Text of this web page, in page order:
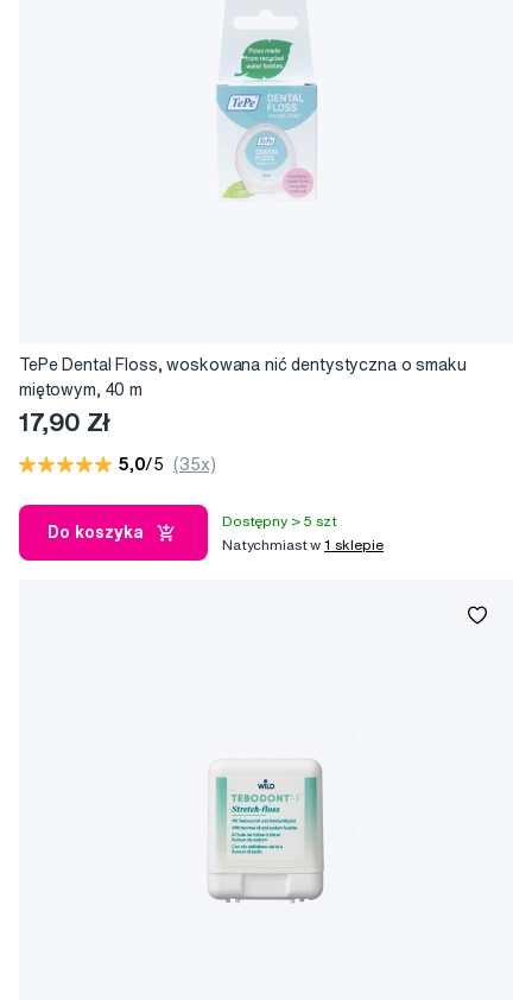
TePe Dental Floss, woskowana nić dentystyczna o smaku
miętowym, 40 m
17,90 Zł
5,0/5 (35x)
Do koszyka
Dostępny > 5 szt
Natychmiast w1 sklepie